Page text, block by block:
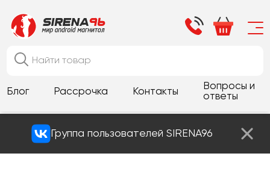
Блог Рассрочка Контакты
Вопросы и
ответы
Группа пользователей SIRENA96